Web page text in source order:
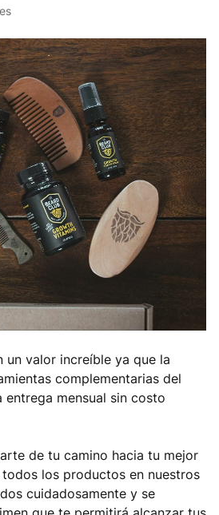
un valor increíble ya que la
complementarias del
mensual sin costo
de tu camino hacia tu mejor
los productos en nuestros
cuidadosamente y se